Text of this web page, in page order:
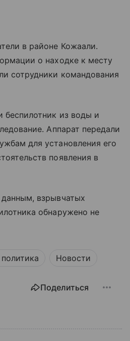
в районе Кожаали.
о находке к месту
сотрудники командования
беспилотник из воды и
Аппарат передали
для установления его
появления в
взрывчатых
обнаружено не
Новости
Поделиться